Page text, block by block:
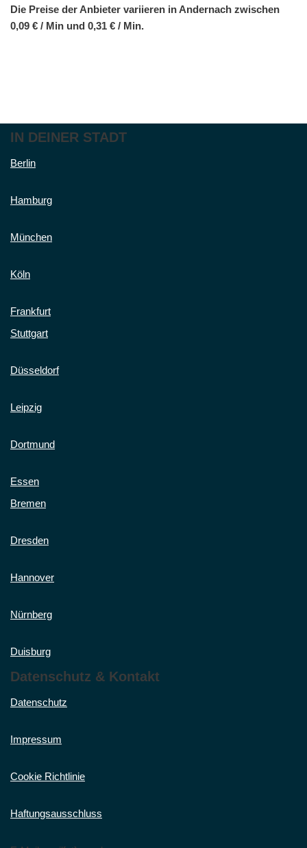
Die Preise der Anbieter variieren in Andernach zwischen
0,09 € / Min und 0,31 € / Min.
IN DEINER STADT
Berlin
Hamburg
München
Köln
Frankfurt
Stuttgart
Düsseldorf
Leipzig
Dortmund
Essen
Bremen
Dresden
Hannover
Nürnberg
Duisburg
Datenschutz & Kontakt
Datenschutz
Impressum
Cookie Richtlinie
Haftungsausschluss